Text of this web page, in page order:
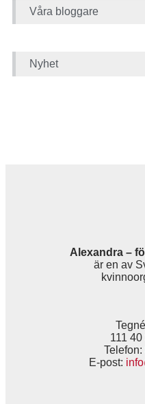
Våra bloggare
Nyhet
Alexandra –
är en av
111
Telefon:
E-post: